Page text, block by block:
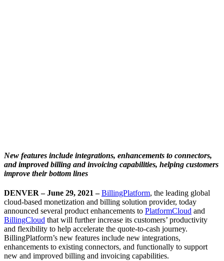
New features include integrations, enhancements to connectors,
and improved billing and invoicing capabilities, helping customers
improve their bottom lines
DENVER – June 29, 2021 – BillingPlatform, the leading global
cloud-based monetization and billing solution provider, today
announced several product enhancements to PlatformCloud and
BillingCloud that will further increase its customers’ productivity
and flexibility to help accelerate the quote-to-cash journey.
BillingPlatform’s new features include new integrations,
enhancements to existing connectors, and functionally to support
new and improved billing and invoicing capabilities.